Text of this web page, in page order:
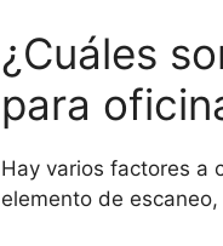
¿Cuáles
para
Hay varios factores a
elemento de